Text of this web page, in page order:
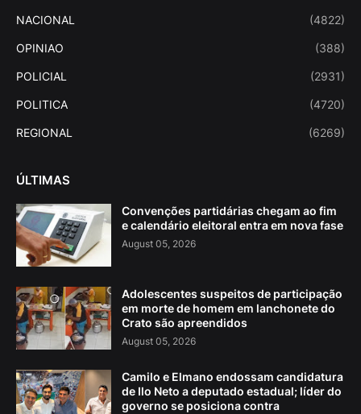
NACIONAL (4822)
OPINIAO (388)
POLICIAL (2931)
POLITICA (4720)
REGIONAL (6269)
ÚLTIMAS
Convenções partidárias chegam ao fim
e calendário eleitoral entra em nova fase
August 05, 2026
Adolescentes suspeitos de participação
em morte de homem em lanchonete do
Crato são apreendidos
August 05, 2026
Camilo e Elmano endossam candidatura
de Ilo Neto a deputado estadual; líder do
governo se posiciona contra